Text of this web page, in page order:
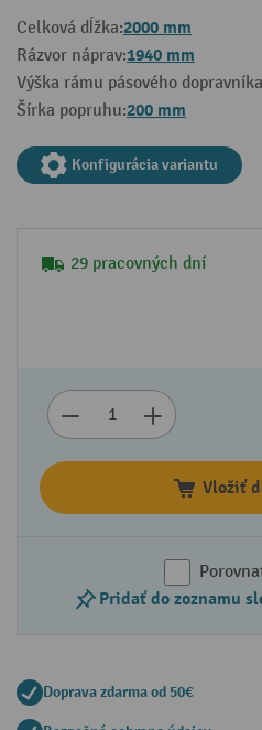
Celková dĺžka:2000 mm
Rázvor náprav:1940 mm
Výška rámu pásového
Šírka popruhu:200 mm
Konfigurácia variantu
29 pracovných dní
Vložiť
Pridať do zoznamu
Doprava zdarma od 50€